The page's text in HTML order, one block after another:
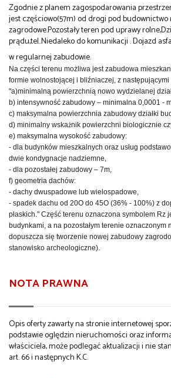
Zgodnie z planem zagospodarowania
jest częściowo(57m) od drogi pod budownictwo
zagrodowe.Pozostały teren pod uprawy
prądu,tel..Niedaleko do komunikacji . Dojazd
w regularnej zabudowie.
Na części terenu możliwa jest zabudowa
formie wolnostojącej i bliźniaczej z
"a)minimalną powierzchnią nowo wydzielanej
b) intensywność zabudowy – minimalna 0,0001 -
c) maksymalna powierzchnia zabudowy działki
d) minimalny wskaźnik powierzchni biologicznie
e) maksymalna wysokość zabudowy:
- dla budynków mieszkalnych oraz usług
dwie kondygnacje nadziemne,
- dla pozostałej zabudowy – 7m,
f) geometria dachów:
- dachy dwuspadowe lub wielospadowe,
- spadek dachu od 20O do 45O (36% - 100%) z
płaskich." Część terenu oznaczona symbolem Rz
budynkami, a na pozostałym terenie oznaczonym
dopuszcza się tworzenie nowej zabudowy
stanowisko archeologiczne).
NOTA PRAWNA
Opis oferty zawarty na stronie internetowej
podstawie oględzin nieruchomości oraz
właściciela, może podlegać aktualizacji i nie
art. 66 i następnych K.C.